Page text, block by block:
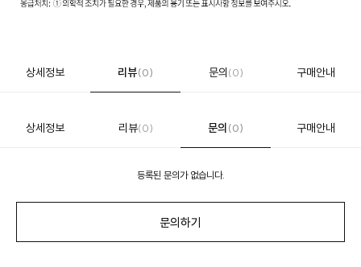
상세정보 리뷰(0) 문의 (0) 구매안내
상세정보 리뷰(0) 문의 (0) 구매안내
등록된 문의가 없습니다.
문의하기